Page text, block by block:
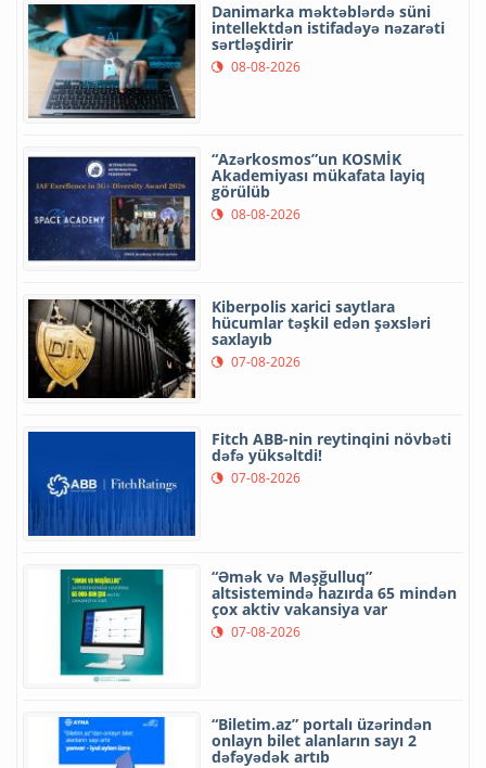
Danimarka məktəblərdə süni
intellektdən istifadəyə nəzarəti
sərtləşdirir
08-08-2026
“Azərkosmos”un KOSMİK
Akademiyası mükafata layiq
görülüb
08-08-2026
Kiberpolis xarici saytlara
hücumlar təşkil edən şəxsləri
saxlayıb
07-08-2026
Fitch ABB-nin reytinqini növbəti
dəfə yüksəltdi!
07-08-2026
“Əmək və Məşğulluq”
altsistemində hazırda 65 mindən
çox aktiv vakansiya var
07-08-2026
“Biletim.az” portalı üzərindən
onlayn bilet alanların sayı 2
dəfəyədək artıb